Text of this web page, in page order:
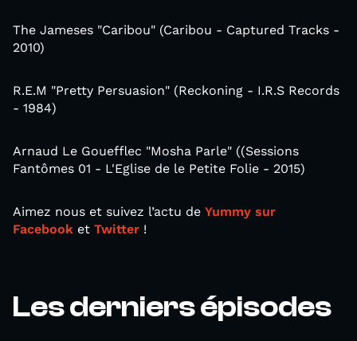
The Jameses "Caribou" (Caribou - Captured Tracks -
2010)
R.E.M "Pretty Persuasion" (Reckoning - I.R.S Records
- 1984)
Arnaud Le Gouefflec "Mosha Parle" ((Sessions
Fantômes 01 - L'Eglise de le Petite Folie - 2015)
Aimez nous et suivez l’actu de Yummy sur
Facebook et Twitter !
Les derniers épisodes